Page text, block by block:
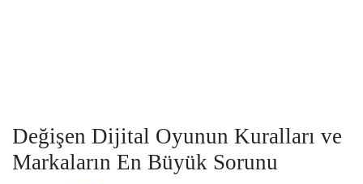
Değişen Dijital Oyunun Kuralları ve
Markaların En Büyük Sorunu